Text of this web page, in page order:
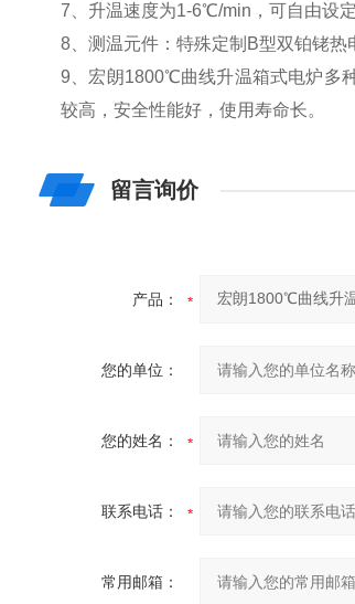
7、升温速度为1-6℃/min，可自由设
8、测温元件：特殊定制B型双铂铑热
9、宏朗1800℃曲线升温箱式电炉多
较高，安全性能好，使用寿命长。
留言询价
产品：
您的单位：
您的姓名：
联系电话：
常用邮箱：